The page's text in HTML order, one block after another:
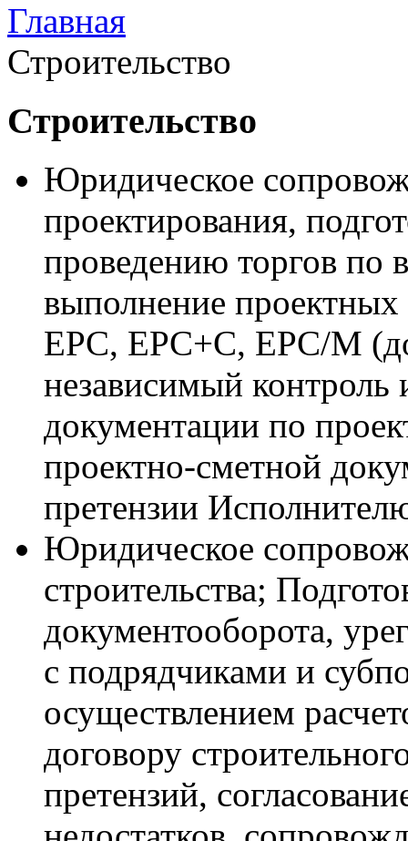
Главная
Строительство
Строительство
Юридическое
проектирования,
проведению торгов по
выполнение проектных
ЕРС, ЕРС+С, ЕРС/М
независимый контроль
документации по
проектно-сметной
претензии
Юридическое
строительства;
документооборота,
с подрядчиками и
осуществлением
договору
претензий,